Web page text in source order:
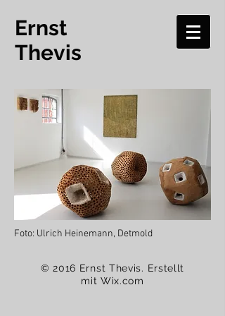
Ernst
Thevis
Foto: Ulrich Heinemann, Detmold
© 2016 Ernst Thevis. Erstellt
mit Wix.com